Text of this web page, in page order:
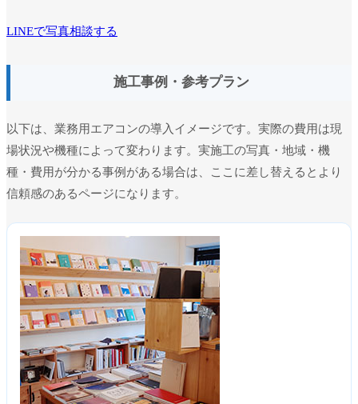
LINEで写真相談する
施工事例・参考プラン
以下は、業務用エアコンの導入イメージです。実際の費用は現
場状況や機種によって変わります。実施工の写真・地域・機
種・費用が分かる事例がある場合は、ここに差し替えるとより
信頼感のあるページになります。